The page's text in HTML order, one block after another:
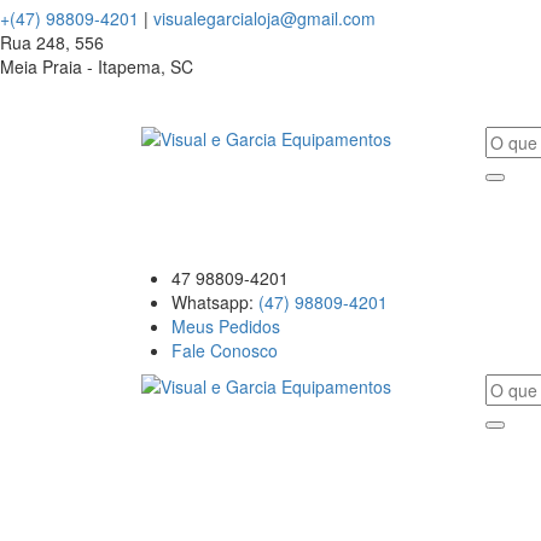
+(47) 98809-4201 | visualegarcialoja@gmail.com
Rua 248, 556
Meia Praia - Itapema, SC
47 98809-4201
Whatsapp: (47) 98809-4201
Meus Pedidos
Fale Conosco